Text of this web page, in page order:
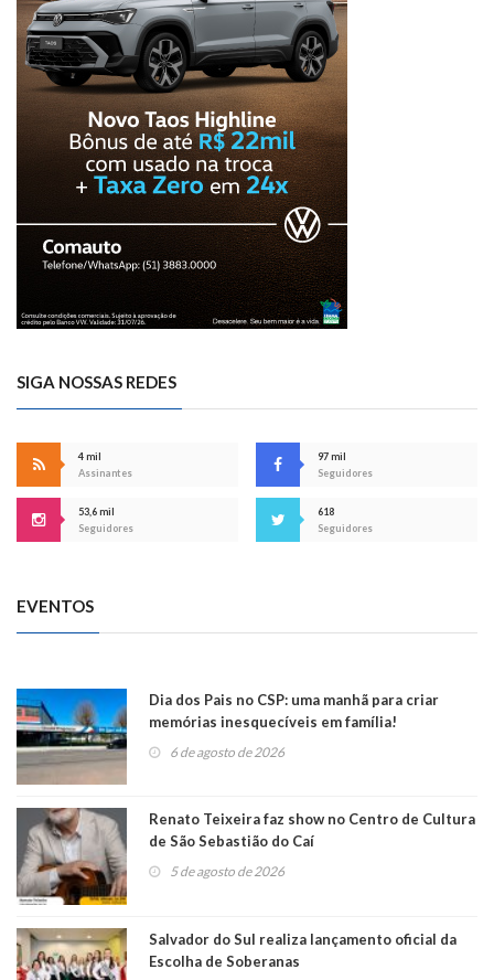
SIGA NOSSAS REDES
4 mil
Assinantes
97 mil
Seguidores
53,6 mil
Seguidores
618
Seguidores
EVENTOS
Dia dos Pais no CSP: uma manhã para criar
memórias inesquecíveis em família!
6 de agosto de 2026
Renato Teixeira faz show no Centro de Cultura
de São Sebastião do Caí
5 de agosto de 2026
Salvador do Sul realiza lançamento oficial da
Escolha de Soberanas